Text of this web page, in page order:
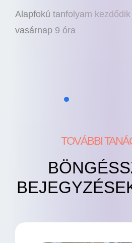
Alapfokú tanfolyam
vasárnap 9 óra
TOVÁBBI